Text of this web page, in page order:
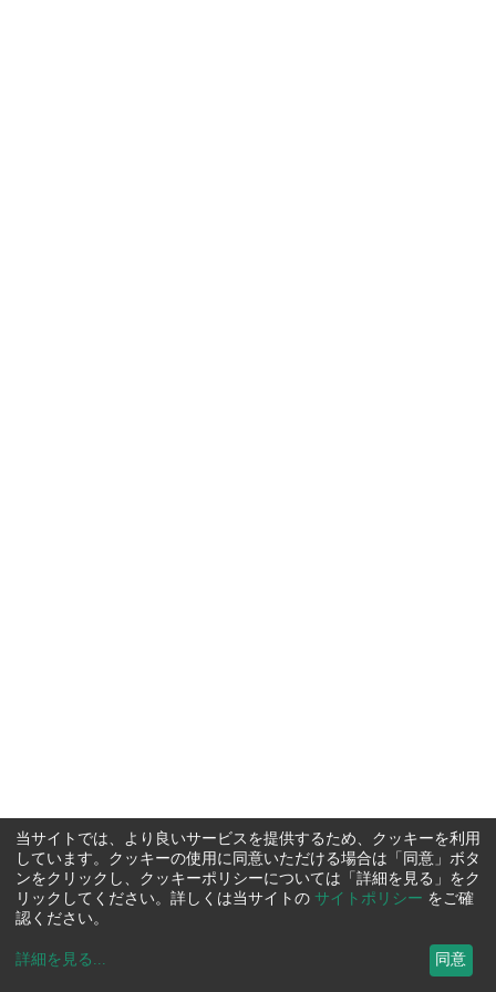
当サイトでは、より良いサービスを提供するため、クッキーを利用
しています。クッキーの使用に同意いただける場合は「同意」ボタ
ンをクリックし、クッキーポリシーについては「詳細を見る」をク
リックしてください。詳しくは当サイトの サイトポリシー をご確
認ください。
詳細を見る ... 同意